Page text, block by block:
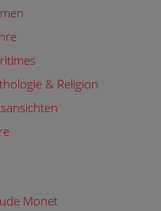
& Religion
Monet